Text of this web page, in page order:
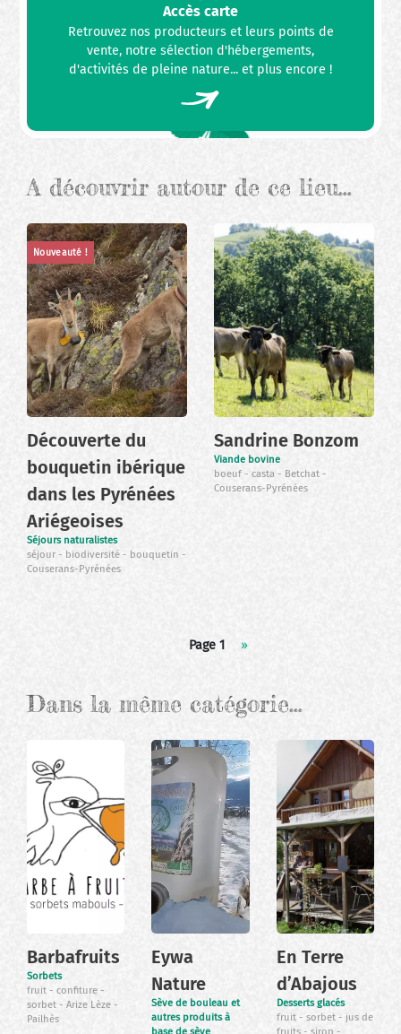
Accès carte
Retrouvez nos producteurs et leurs points de
vente, notre sélection d'hébergements,
d'activités de pleine nature... et plus encore !
A découvrir autour de ce lieu…
Nouveauté !
Découverte du
bouquetin ibérique
dans les Pyrénées
Ariégeoises
Séjours naturalistes
séjour
biodiversité
bouquetin
Couserans-Pyrénées
Sandrine Bonzom
Viande bovine
boeuf
casta
Betchat
Couserans-Pyrénées
Page 1
Page
››
Dans la même catégorie…
Barbafruits
Sorbets
fruit
confiture
sorbet
Arize Lèze
Pailhès
Eywa
Nature
Sève de bouleau et
autres produits à
En Terre
d’Abajous
Desserts glacés
fruit
sorbet
jus de